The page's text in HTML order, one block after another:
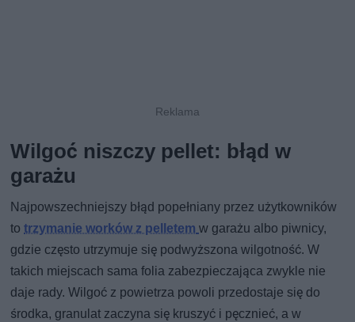
Wilgoć niszczy pellet: błąd w
garażu
Najpowszechniejszy błąd popełniany przez użytkowników
totrzymanie worków z pelletem w garażu albo piwnicy,
gdzie często utrzymuje się podwyższona wilgotność. W
takich miejscach sama folia zabezpieczająca zwykle nie
daje rady. Wilgoć z powietrza powoli przedostaje się do
środka, granulat zaczyna się kruszyć i pęcznieć, a w